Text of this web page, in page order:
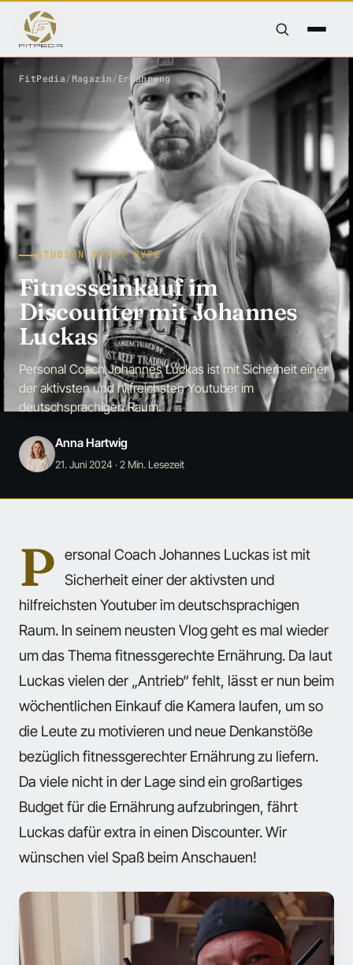
FitPedia/Magazin/ Ernährung
STUDIEN STATT HYPE
Fitnesseinkauf im
Discounter mit Johannes
Luckas
Personal Coach Johannes Luckas ist mit Sicherheit einer
der aktivsten und hilfreichsten Youtuber im
deutschsprachigen Raum.
Anna Hartwig
21. Juni 2024· 2 Min. Lesezeit
P ersonal Coach Johannes Luckas ist mit
Sicherheit einer der aktivsten und
hilfreichsten Youtuber im deutschsprachigen
Raum. In seinem neusten Vlog geht es mal wieder
um das Thema fitnessgerechte Ernährung. Da laut
Luckas vielen der „Antrieb“ fehlt, lässt er nun beim
wöchentlichen Einkauf die Kamera laufen, um so
die Leute zu motivieren und neue Denkanstöße
bezüglich fitnessgerechter Ernährung zu liefern.
Da viele nicht in der Lage sind ein großartiges
Budget für die Ernährung aufzubringen, fährt
Luckas dafür extra in einen Discounter. Wir
wünschen viel Spaß beim Anschauen!